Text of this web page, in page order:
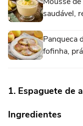
saudável,
Panqueca
fofinha,
1. Espaguete de
Ingredientes